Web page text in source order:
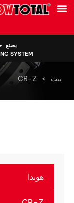
يصنع
SYSTEM
بيت >
CR-Z